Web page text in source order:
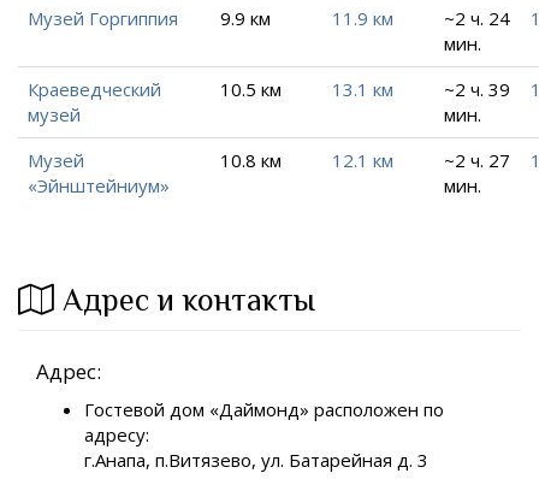
Музей Горгиппия 9.9 км 11.9 км
~2 ч. 24
мин.
Краеведческий
музей
10.5 км 13.1 км
~2 ч. 39
мин.
Музей
«Эйнштейниум»
10.8 км 12.1 км
~2 ч. 27
мин.
Адрес и контакты
Адрес:
Гостевой дом «Даймонд» расположен по
адресу:
г.Анапа, п.Витязево, ул. Батарейная д. 3